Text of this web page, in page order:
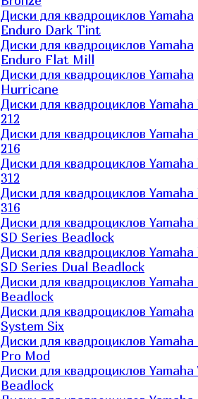
Диски для квадроциклов Yamaha
Enduro Dark Tint
Диски для квадроциклов Yamaha
Enduro Flat Mill
Диски для квадроциклов Yamaha
Hurricane
Диски для квадроциклов
212
Диски для квадроциклов
216
Диски для квадроциклов
312
Диски для квадроциклов
316
Диски для квадроциклов
SD Series Beadlock
Диски для квадроциклов
SD Series Dual Beadlock
Диски для квадроциклов Yamaha
Beadlock
Диски для квадроциклов Yamaha
System Six
Диски для квадроциклов Yamaha
Pro Mod
Диски для квадроциклов Yamaha
Beadlock